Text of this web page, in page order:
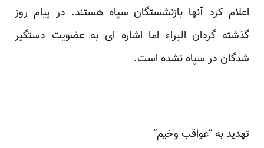
اعلام کرد آنها بازنشستگان سپاه هستند. در پیام روز
گذشته گردان البراء اما اشاره ای به عضویت دستگیر
شدگان در سپاه نشده است.
تهدید به “عواقب وخیم”